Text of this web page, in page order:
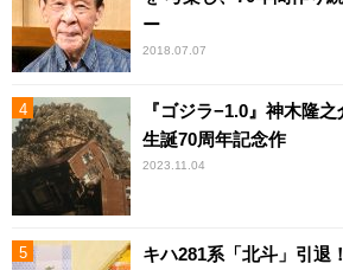
ー
2018.07.07
『ゴジラ−1.0』神木隆
生誕70周年記念作
2023.11.04
キハ281系「北斗」引